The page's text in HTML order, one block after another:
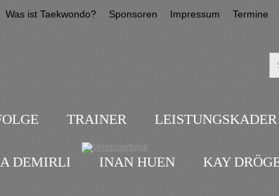
Was ist Taekwondo? Sponsoren Impressum Termine
TRAINER LEISTUNGSKADER
DEMIRLI INAN HUEN KAY